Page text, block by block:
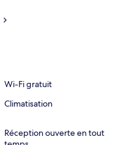
Wi-Fi gratuit
Climatisation
Réception ouverte en tout